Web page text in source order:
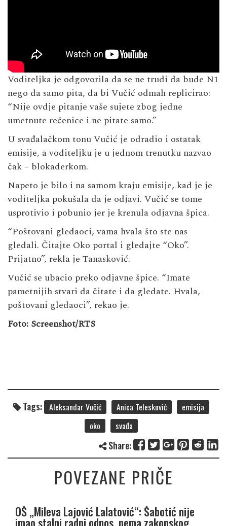
Voditeljka je odgovorila da se ne trudi da bude N1
nego da samo pita, da bi Vučić odmah replicirao:
“Nije ovdje pitanje vaše sujete zbog jedne
umetnute rečenice i ne pitate samo.”
U svađalačkom tonu Vučić je odradio i ostatak
emisije, a voditeljku je u jednom trenutku nazvao
čak – blokaderkom.
Napeto je bilo i na samom kraju emisije, kad je je
voditeljka pokušala da je odjavi. Vučić se tome
usprotivio i pobunio jer je krenula odjavna špica.
“Poštovani gledaoci, vama hvala što ste nas
gledali. Čitajte Oko portal i gledajte “Oko”.
Prijatno”, rekla je Tanasković.
Vučić se ubacio preko odjavne špice. “Imate
pametnijih stvari da čitate i da gledate. Hvala,
poštovani gledaoci”, rekao je.
Foto: Screenshot/RTS
Tags: Aleksandar Vučić Anica Telesković
emisija
oko
svađa
Share:
POVEZANE PRIČE
OŠ „Mileva Lajović Lalatović“: Šabotić nije
imao stalni radni odnos, nema zakonskog